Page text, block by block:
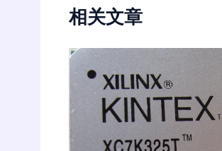
相关文章